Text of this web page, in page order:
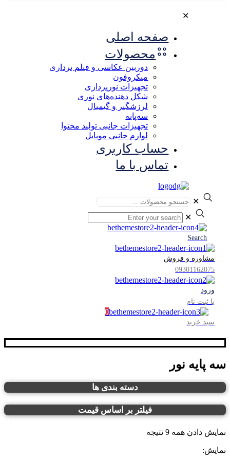
✕
صفحه اصلی
محصولات
دوربین عکاسی و فیلم برداری
میکروفون
تجهیزات نورپردازی
شکل‌ دهنده‌های نوری
لرزشگیر و گیمبال
سه‌پایه
تجهیزات جانبی تولید محتوا
لوازم جانبی موبایل
حساب کاربری
تماس با ما
✕
✕
Search
مشاوره و فروش
09301162075
ورود
یا ثبت نام
0
سبد خرید
سه پایه نور
دسته بندی ها
فیلتر بر اساس قیمت
نمایش دادن همه 9 نتیجه
نمایش: